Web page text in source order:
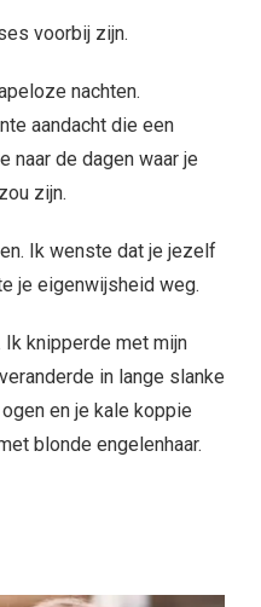
voorbij zijn.
nachten.
aandacht die een
naar de dagen waar je
zijn.
Ik wenste dat je jezelf
je eigenwijsheid weg.
Ik knipperde met mijn
in lange slanke
en je kale koppie
blonde engelenhaar.